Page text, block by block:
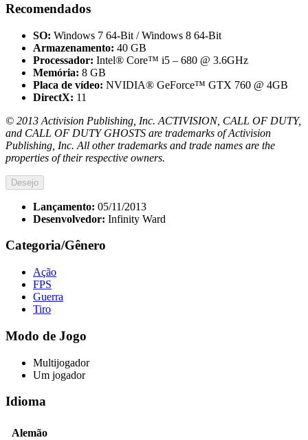
Recomendados
SO: Windows 7 64-Bit / Windows 8 64-Bit
Armazenamento: 40 GB
Processador: Intel® Core™ i5 – 680 @ 3.6GHz
Memória: 8 GB
Placa de vídeo: NVIDIA® GeForce™ GTX 760 @ 4GB
DirectX: 11
© 2013 Activision Publishing, Inc. ACTIVISION, CALL OF DUTY,
and CALL OF DUTY GHOSTS are trademarks of Activision
Publishing, Inc. All other trademarks and trade names are the
properties of their respective owners.
Desejo
Lançamento: 05/11/2013
Desenvolvedor: Infinity Ward
Categoria/Gênero
Ação
FPS
Guerra
Tiro
Modo de Jogo
Multijogador
Um jogador
Idioma
Alemão